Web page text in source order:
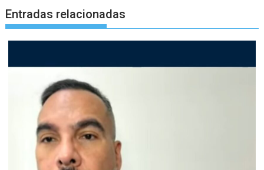
Entradas relacionadas